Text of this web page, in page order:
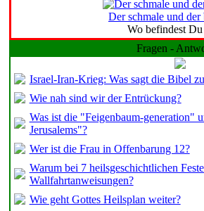
Der schmale und der
Wo befindest
Fragen -
Israel-Iran-Krieg: Was sagt die Bibel
Wie nah sind wir der Entrückung?
Was ist die "Feigenbaum-generation"
Jerusalems"?
Wer ist die Frau in Offenbarung 12?
Warum bei 7 heilsgeschichtlichen
Wallfahrtanweisungen?
Wie geht Gottes Heilsplan weiter?